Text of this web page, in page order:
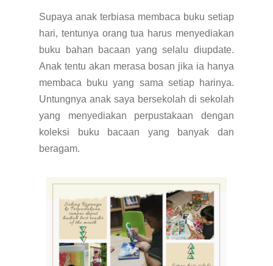
Supaya anak terbiasa membaca buku setiap
hari, tentunya orang tua harus menyediakan
buku bahan bacaan yang selalu diupdate.
Anak tentu akan merasa bosan jika ia hanya
membaca buku yang sama setiap harinya.
Untungnya anak saya bersekolah di sekolah
yang menyediakan perpustakaan dengan
koleksi buku bacaan yang banyak dan
beragam.